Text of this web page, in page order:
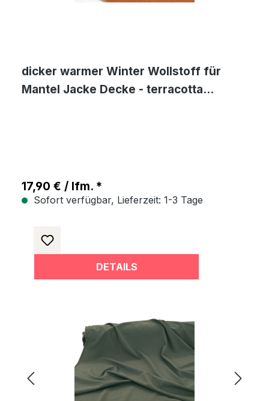
dicker warmer Winter Wollstoff für
Mantel Jacke Decke - terracotta
17,90 € / lfm. *
Sofort verfügbar, Lieferzeit: 1-3 Tage
DETAILS